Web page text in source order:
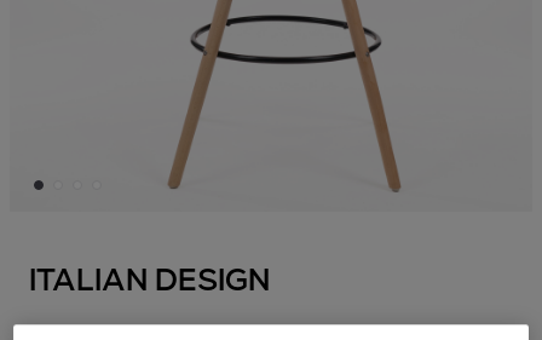
ITALIAN DESIGN
Taburete Berlin Negro